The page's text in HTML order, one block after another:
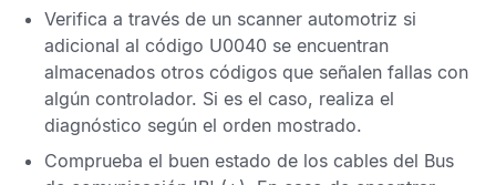
Verifica a través de un scanner automotriz si
adicional al código U0040 se encuentran
almacenados otros códigos que señalen fallas con
algún controlador. Si es el caso, realiza el
diagnóstico según el orden mostrado.
Comprueba el buen estado de los cables del Bus